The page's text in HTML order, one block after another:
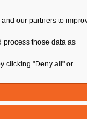
our partners to
process those data as
clicking "Deny all" or